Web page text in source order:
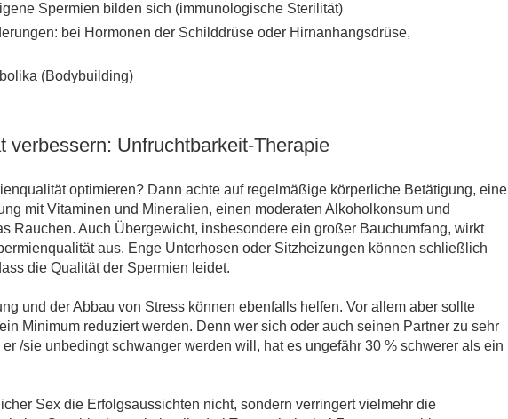
Spermien bilden sich (immunologische Sterilität)
bei Hormonen der Schilddrüse oder Hirnanhangsdrüse,
(Bodybuilding)
verbessern: Unfruchtbarkeit-Therapie
optimieren? Dann achte auf regelmäßige körperliche Betätigung, eine
mit Vitaminen und Mineralien, einen moderaten Alkoholkonsum und
Rauchen. Auch Übergewicht, insbesondere ein großer Bauchumfang, wirkt
aus. Enge Unterhosen oder Sitzheizungen können schließlich
die Qualität der Spermien leidet.
und der Abbau von Stress können ebenfalls helfen. Vor allem aber sollte
Minimum reduziert werden. Denn wer sich oder auch seinen Partner zu sehr
/sie unbedingt schwanger werden will, hat es ungefähr 30 % schwerer als ein
Sex die Erfolgsaussichten nicht, sondern verringert vielmehr die